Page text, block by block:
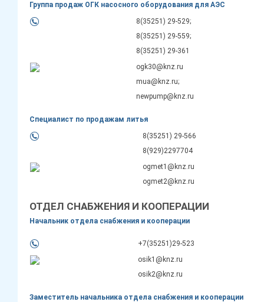
Группа продаж ОГК насосного оборудования для АЭС
8(35251) 29-529;
8(35251) 29-559;
8(35251) 29-361
ogk30@knz.ru
mua@knz.ru;
newpump@knz.ru
Специалист по продажам литья
8(35251) 29-566
8(929)2297704
ogmet1@knz.ru
ogmet2@knz.ru
ОТДЕЛ СНАБЖЕНИЯ И КООПЕРАЦИИ
Начальник отдела снабжения и кооперации
+7(35251)29-523
osik1@knz.ru
osik2@knz.ru
Заместитель начальника отдела снабжения и кооперации